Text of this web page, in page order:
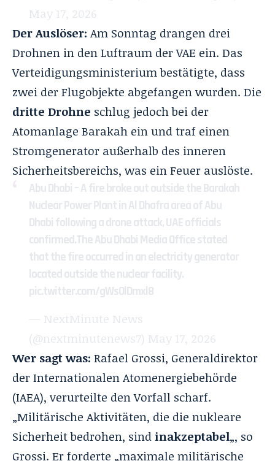
May 17, 2026
Der Auslöser: Am Sonntag drangen drei
Drohnen in den Luftraum der VAE ein. Das
Verteidigungsministerium bestätigte, dass
zwei der Flugobjekte abgefangen wurden. Die
dritte Drohne schlug jedoch bei der
Atomanlage Barakah ein und traf einen
Stromgenerator außerhalb des inneren
Sicherheitsbereichs, was ein Feuer auslöste.
Abu Dhabi – A fire broke out outside the Barakah
Nuclear Power Plant in Al Dhafra area of Abu
Dhabi following a drone attack, UAE officials
confirmed.The Abu Dhabi Media Office stated
that the fire occurred in an electricity generator
located outside the nuclear facility.
pic.twitter.com/gWsOlDmxl8
— NextMinute News
(@nextminutenews7) May 17, 2026
Wer sagt was: Rafael Grossi, Generaldirektor
der Internationalen Atomenergiebehörde
(IAEA), verurteilte den Vorfall scharf.
„Militärische Aktivitäten, die die nukleare
Sicherheit bedrohen, sindinakzeptabel„, so
Grossi. Er forderte „maximale militärische